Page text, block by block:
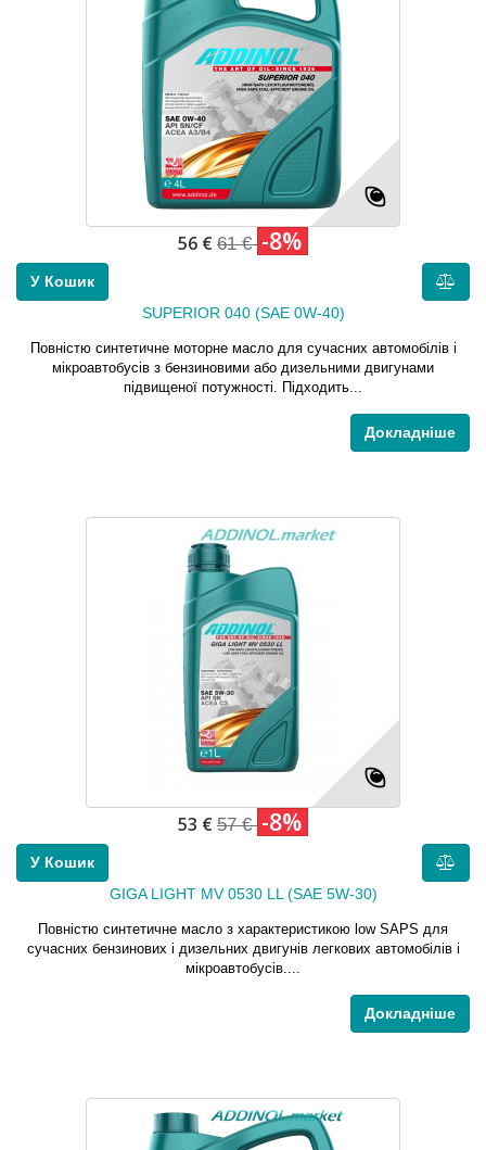
56 € 61 € -8%
У Кошик
SUPERIOR 040 (SAE 0W-40)
Повністю синтетичне моторне масло для сучасних автомобілів і
мікроавтобусів з бензиновими або дизельними двигунами
підвищеної потужності. Підходить...
Докладніше
53 € 57 € -8%
У Кошик
GIGA LIGHT MV 0530 LL (SAE 5W-30)
Повністю синтетичне масло з характеристикою low SAPS для
сучасних бензинових і дизельних двигунів легкових автомобілів і
мікроавтобусів....
Докладніше